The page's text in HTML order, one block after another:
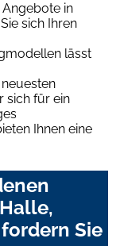
in
sich Ihren
lässt
sich für ein
Ihnen eine
Sie